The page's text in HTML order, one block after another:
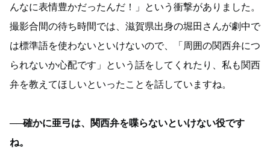
んなに表情豊かだったんだ！」という衝撃がありました。
撮影合間の待ち時間では、滋賀県出身の堀田さんが劇中で
は標準語を使わないといけないので、「周囲の関西弁につ
られないか心配です」という話をしてくれたり、私も関西
弁を教えてほしいといったことを話していますね。
──確かに亜弓は、関西弁を喋らないといけない役です
ね。